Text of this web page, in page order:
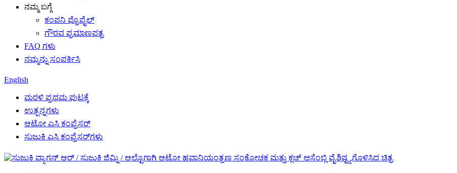
ನಮ್ಮ ಬಗ್ಗೆ
ಕಂಪನಿ ಪ್ರೊಫೈಲ್
ಗೌರವ ಪ್ರಮಾಣಪತ್ರ
FAQ ಗಳು
ನಮ್ಮನ್ನು ಸಂಪರ್ಕಿಸಿ
English
ಮರಳಿ ಪ್ರಥಮ ಪುಟಕ್ಕೆ
ಉತ್ಪನ್ನಗಳು
ಆಟೋ ಎಸಿ ಕಂಪ್ರೆಸರ್
ಸುಜುಕಿ ಎಸಿ ಕಂಪ್ರೆಸರ್‌ಗಳು